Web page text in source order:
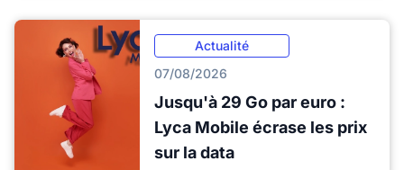
Actualité
07/08/2026
Jusqu'à 29 Go par euro :
Lyca Mobile écrase les prix
sur la data